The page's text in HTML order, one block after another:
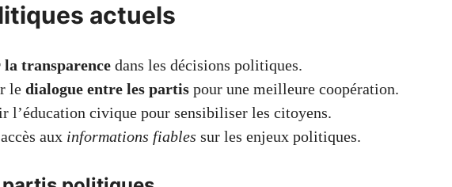
actuels
transparence dans les décisions politiques.
le dialogue entre les partis pour une meilleure coopération.
l’éducation civique pour sensibiliser les citoyens.
aux informations fiables sur les enjeux politiques.